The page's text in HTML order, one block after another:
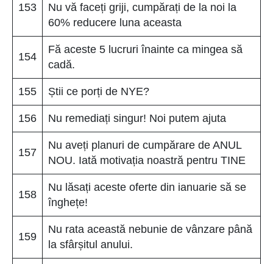
153
Nu vă faceți griji, cumpărați de la noi la
60% reducere luna aceasta
154
Fă aceste 5 lucruri înainte ca mingea să
cadă.
155 Știi ce porți de NYE?
156 Nu remediați singur! Noi putem ajuta
157
Nu aveți planuri de cumpărare de ANUL
NOU. Iată motivația noastră pentru TINE
158
Nu lăsați aceste oferte din ianuarie să se
înghețe!
159
Nu rata această nebunie de vânzare până
la sfârșitul anului.